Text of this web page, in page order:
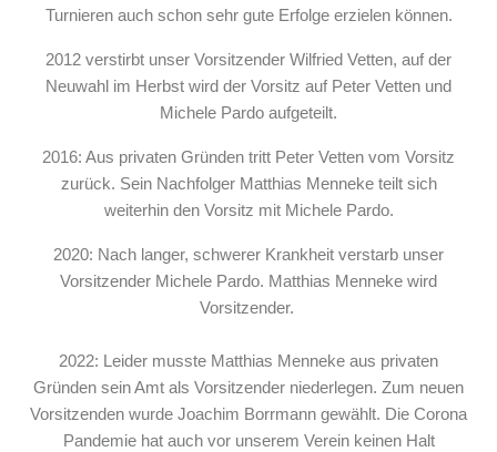
Turnieren auch schon sehr gute Erfolge erzielen können.
2012 verstirbt unser Vorsitzender Wilfried Vetten, auf der
Neuwahl im Herbst wird der Vorsitz auf Peter Vetten und
Michele Pardo aufgeteilt.
2016: Aus privaten Gründen tritt Peter Vetten vom Vorsitz
zurück. Sein Nachfolger Matthias Menneke teilt sich
weiterhin den Vorsitz mit Michele Pardo.
2020: Nach langer, schwerer Krankheit verstarb unser
Vorsitzender Michele Pardo. Matthias Menneke wird
Vorsitzender.
2022: Leider musste Matthias Menneke aus privaten
Gründen sein Amt als Vorsitzender niederlegen. Zum neuen
Vorsitzenden wurde Joachim Borrmann gewählt. Die Corona
Pandemie hat auch vor unserem Verein keinen Halt